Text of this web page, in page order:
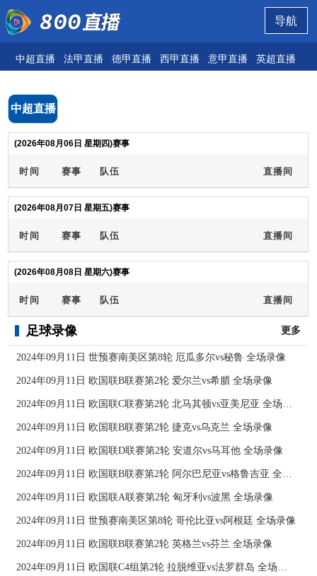
导航
中超直播 法甲直播 德甲直播 西甲直播 意甲直播 英超直播
中超直播
(2026年08月06日 星期四)赛事
时间 赛事 队伍 直播间
(2026年08月07日 星期五)赛事
时间 赛事 队伍 直播间
(2026年08月08日 星期六)赛事
时间 赛事 队伍 直播间
足球录像 更多
2024年09月11日 世预赛南美区第8轮 厄瓜多尔vs秘鲁 全场录像
2024年09月11日 欧国联B联赛第2轮 爱尔兰vs希腊 全场录像
2024年09月11日 欧国联C联赛第2轮 北马其顿vs亚美尼亚 全场录像
2024年09月11日 欧国联B联赛第2轮 捷克vs乌克兰 全场录像
2024年09月11日 欧国联D联赛第2轮 安道尔vs马耳他 全场录像
2024年09月11日 欧国联B联赛第2轮 阿尔巴尼亚vs格鲁吉亚 全场录像
2024年09月11日 欧国联A联赛第2轮 匈牙利vs波黑 全场录像
2024年09月11日 世预赛南美区第8轮 哥伦比亚vs阿根廷 全场录像
2024年09月11日 欧国联B联赛第2轮 英格兰vs芬兰 全场录像
2024年09月11日 欧国联C4组第2轮 拉脱维亚vs法罗群岛 全场录像